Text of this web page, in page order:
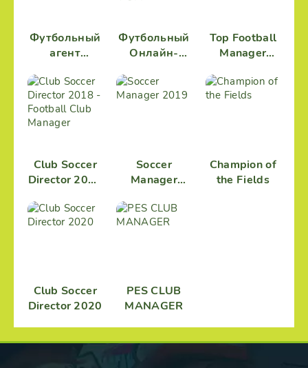
Футбольный
агент
Agent)
Футбольный
Онлайн-
ФОМ
Top Football
Manager
Club Soccer
Director 2018
Club Manager
Soccer
Manager
Champion of
the Fields
Club Soccer
Director 2020
PES CLUB
MANAGER